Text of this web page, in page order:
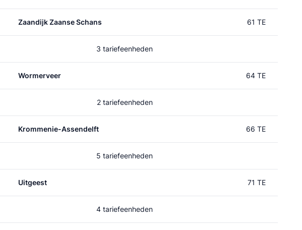
Zaandijk Zaanse Schans 61 TE
3 tariefeenheden
Wormerveer 64 TE
2 tariefeenheden
Krommenie-Assendelft 66 TE
5 tariefeenheden
Uitgeest 71 TE
4 tariefeenheden